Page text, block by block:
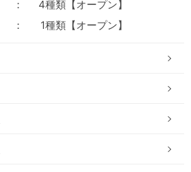
：
4種類【オープン】
： 1種類【オープン】